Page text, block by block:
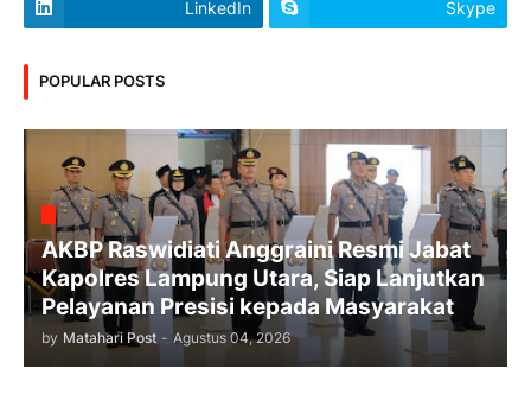
LinkedIn Skype
POPULAR POSTS
AKBP Raswidiati Anggraini Resmi Jabat
Kapolres Lampung Utara, Siap Lanjutkan
Pelayanan Presisi kepada Masyarakat
by Matahari Post - Agustus 04, 2026